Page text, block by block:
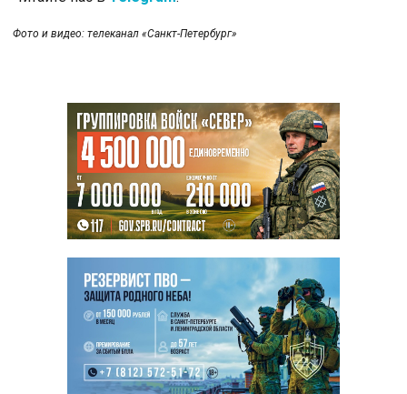
Фото и видео: телеканал «Санкт-Петербург»